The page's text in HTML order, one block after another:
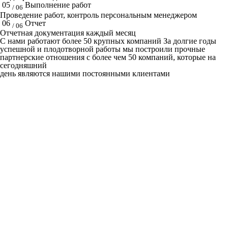
05 / 06 Выполнение работ
Проведение работ, контроль персональным менеджером
06 / 06 Отчет
Отчетная документация каждый месяц
C нами работают более 50 крупных компаний За долгие годы
успешной и плодотворной работы мы построили прочные
партнерские отношения с более чем 50 компаний, которые на
сегодняшний
день являются нашими постоянными клиентами